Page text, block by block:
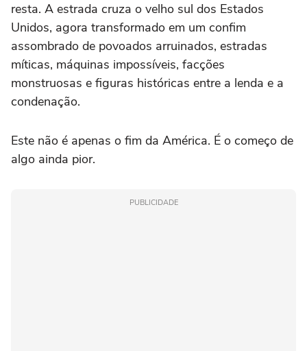
resta. A estrada cruza o velho sul dos Estados
Unidos, agora transformado em um confim
assombrado de povoados arruinados, estradas
míticas, máquinas impossíveis, facções
monstruosas e figuras históricas entre a lenda e a
condenação.
Este não é apenas o fim da América. É o começo de
algo ainda pior.
PUBLICIDADE